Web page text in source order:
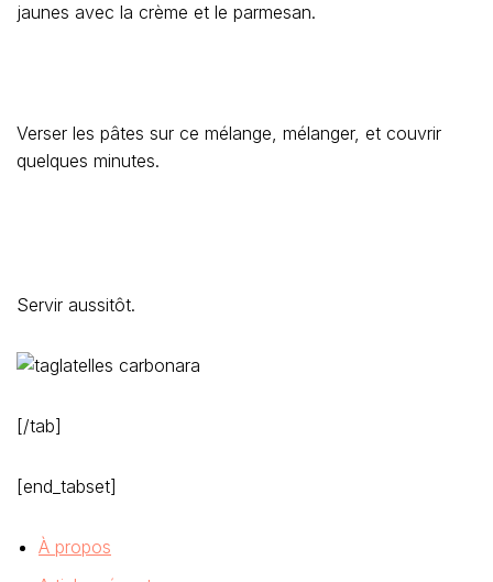
jaunes avec la crème et le parmesan.
Verser les pâtes sur ce mélange, mélanger, et couvrir
quelques minutes.
Servir aussitôt.
[/tab]
[end_tabset]
À propos